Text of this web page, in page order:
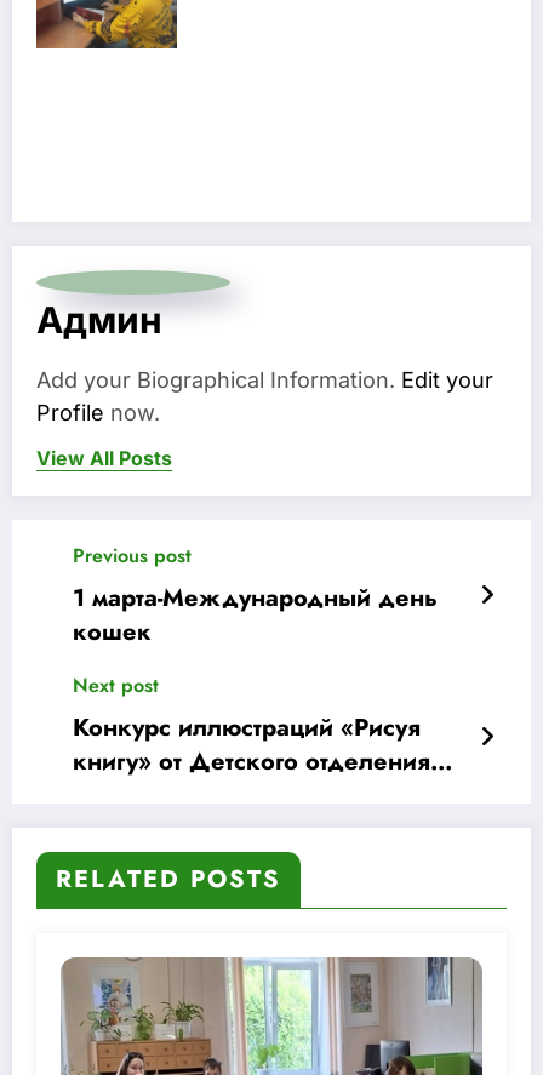
Админ
Add your Biographical Information. Edit your
Profile now.
View All Posts
Previous post
1 марта-Международный день
кошек
Next post
Конкурс иллюстраций «Рисуя
книгу» от Детского отделения
RELATED POSTS